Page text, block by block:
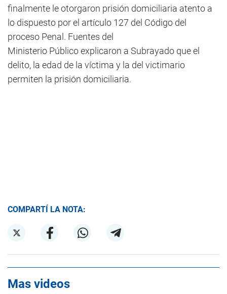
finalmente le otorgaron prisión domiciliaria atento a
lo dispuesto por el artículo 127 del Código del
proceso Penal. Fuentes del
Ministerio Público explicaron a Subrayado que el
delito, la edad de la víctima y la del victimario
permiten la prisión domiciliaria.
COMPARTÍ LA NOTA:
Mas videos